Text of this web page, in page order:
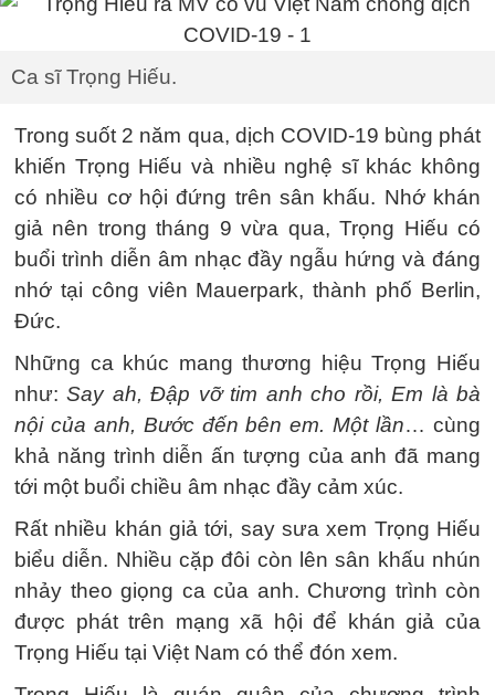
Ca sĩ Trọng Hiếu.
Trong suốt 2 năm qua, dịch COVID-19 bùng phát
khiến Trọng Hiếu và nhiều nghệ sĩ khác không
có nhiều cơ hội đứng trên sân khấu. Nhớ khán
giả nên trong tháng 9 vừa qua, Trọng Hiếu có
buổi trình diễn âm nhạc đầy ngẫu hứng và đáng
nhớ tại công viên Mauerpark, thành phố Berlin,
Đức.
Những ca khúc mang thương hiệu Trọng Hiếu
như:Say ah, Đập vỡ tim anh cho rồi, Em là bà
nội của anh, Bước đến bên em. Một lần… cùng
khả năng trình diễn ấn tượng của anh đã mang
tới một buổi chiều âm nhạc đầy cảm xúc.
Rất nhiều khán giả tới, say sưa xem Trọng Hiếu
biểu diễn. Nhiều cặp đôi còn lên sân khấu nhún
nhảy theo giọng ca của anh. Chương trình còn
được phát trên mạng xã hội để khán giả của
Trọng Hiếu tại Việt Nam có thể đón xem.